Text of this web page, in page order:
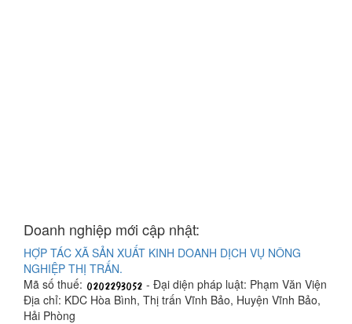
Doanh nghiệp mới cập nhật:
HỢP TÁC XÃ SẢN XUẤT KINH DOANH DỊCH VỤ NÔNG
NGHIỆP THỊ TRẤN.
Mã số thuế:
- Đại diện pháp luật: Phạm Văn Viện
Địa chỉ: KDC Hòa Bình, Thị trấn Vĩnh Bảo, Huyện Vĩnh Bảo,
Hải Phòng